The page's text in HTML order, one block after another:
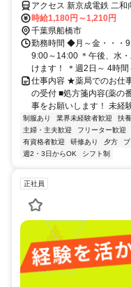
アクセス 新京成電鉄 二
口徒歩約13分、新京成電
時給1,180円～1,210円
千葉県船橋市
勤務時間 ◆月～金・・・
9:00～14:00 ＊午後、水
けます！ ＊週2日～ 4時
仕事内容 ★薬局でのお仕
の受付 ■処方箋内容(薬の
事をお願いします！ 未経
制服あり 業界未経験者歓迎 扶
主婦・主夫歓迎
フリーター歓迎
有資格者歓迎
研修あり 夕方
週2・3日からOK
シフト制
正社員